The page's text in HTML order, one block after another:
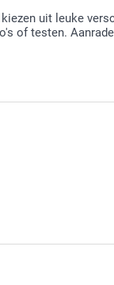
uit leuke
of testen.
je blij bent met je